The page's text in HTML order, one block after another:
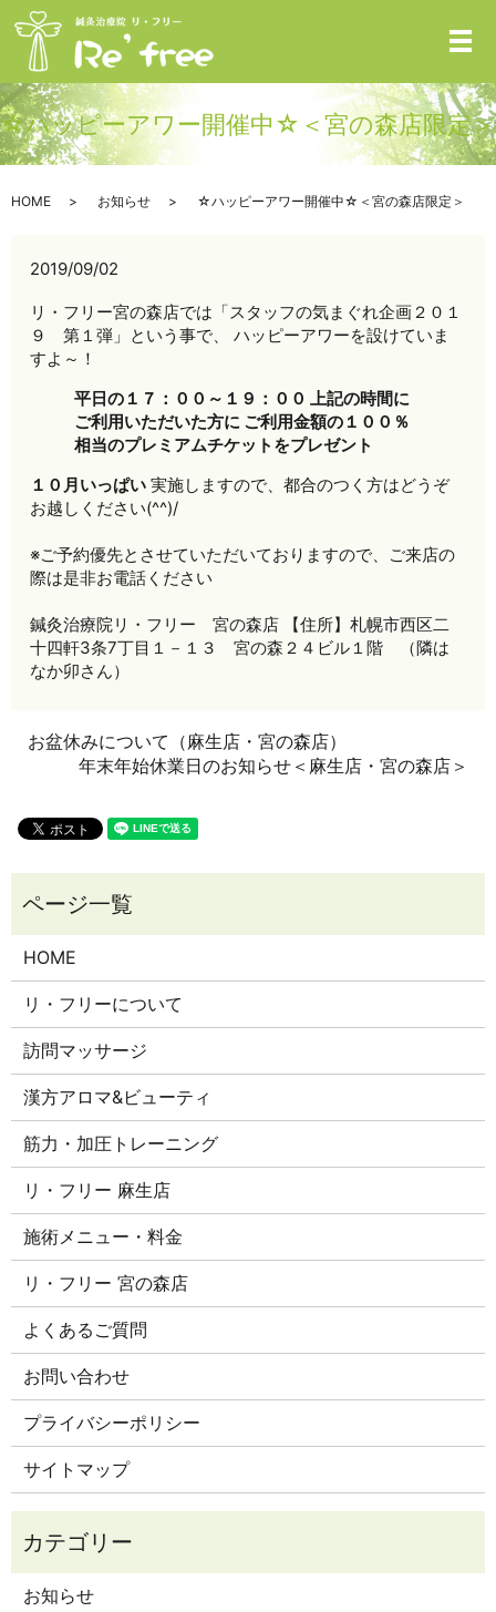
メ
☆ハッピーアワー開催中☆＜宮の森店限定＞
HOME お知らせ ☆ハッピーアワー開催中☆＜宮の森店限定＞
2019/09/02
リ・フリー宮の森店では「スタッフの気まぐれ企画２０１
９ 第１弾」という事で、 ハッピーアワーを設けていま
すよ～！
平日の１７：００～１９：００ 上記の時間に
ご利用いただいた方に ご利用金額の１００％
相当のプレミアムチケットをプレゼント
１０月いっぱい 実施しますので、都合のつく方はどうぞ
お越しください(^^)/
※ご予約優先とさせていただいておりますので、ご来店の
際は是非お電話ください
鍼灸治療院リ・フリー 宮の森店 【住所】札幌市西区二
十四軒3条7丁目１－１３ 宮の森２４ビル１階 （隣は
なか卯さん）
お盆休みについて（麻生店・宮の森店）
年末年始休業日のお知らせ＜麻生店・宮の森店＞
HOME
リ・フリーについて
訪問マッサージ
漢方アロマ&ビューティ
筋力・加圧トレーニング
リ・フリー 麻生店
施術メニュー・料金
リ・フリー 宮の森店
よくあるご質問
お問い合わせ
プライバシーポリシー
サイトマップ
お知らせ